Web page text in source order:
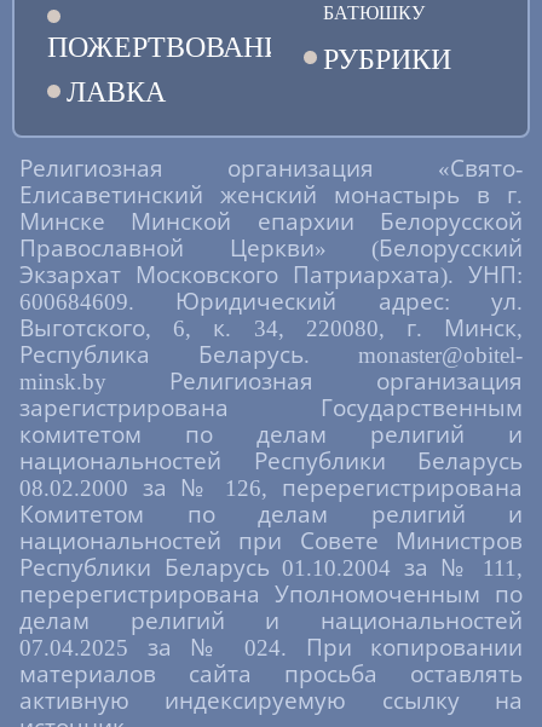
ПОЖЕРТВОВАНИЯ
ЛАВКА
БАТЮШКУ
РУБРИКИ
Религиозная организация «Свято-
Елисаветинский женский монастырь в г.
Минске Минской епархии Белорусской
Православной Церкви» (Белорусский
Экзархат Московского Патриархата). УНП:
600684609. Юридический адрес: ул.
Выготского, 6, к. 34, 220080, г. Минск,
Республика Беларусь. monaster@obitel-
minsk.by Религиозная организация
зарегистрирована Государственным
комитетом по делам религий и
национальностей Республики Беларусь
08.02.2000 за № 126, перерегистрирована
Комитетом по делам религий и
национальностей при Совете Министров
Республики Беларусь 01.10.2004 за № 111,
перерегистрирована Уполномоченным по
делам религий и национальностей
07.04.2025 за № 024. При копировании
материалов сайта просьба оставлять
активную индексируемую ссылку на